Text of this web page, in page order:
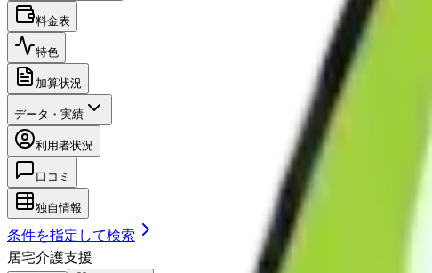
料金表
特色
加算状況
データ・実績
利用者状況
口コミ
独自情報
条件を指定して検索
居宅介護支援